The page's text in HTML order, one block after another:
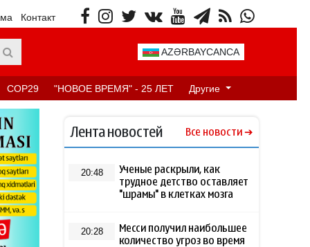
Контакт
AZƏRBAYCANCA
COP29 "НОВОЕ ВРЕМЯ" - 25 ЛЕТ Другие
Лента новостей Все новости
20:48
Ученые раскрыли, как
трудное детство оставляет
"шрамы" в клетках мозга
20:28
Месси получил наибольшее
количество угроз во время